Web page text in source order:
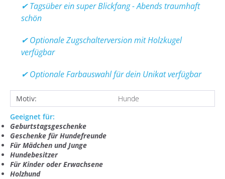
✔ Tagsüber ein super Blickfang - Abends traumhaft
schön
✔ Optionale Zugschalterversion mit Holzkugel
verfügbar
✔ Optionale Farbauswahl für dein Unikat verfügbar
Motiv:
Hunde
Geeignet für:
Geburtstagsgeschenke
Geschenke für Hundefreunde
Für Mädchen und Junge
Hundebesitzer
Für Kinder oder Erwachsene
Holzhund